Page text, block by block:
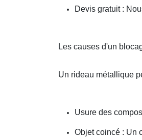
Devis gratuit :
Les causes d'un
Un rideau métallique
Usure des
Objet coincé : Un